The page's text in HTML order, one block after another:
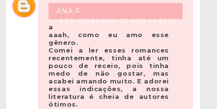
ANA F.
6 DE NOVEMBRO DE 2018 ÀS 23:07
a
aaah, como eu amo esse
gênero.
Comei a ler esses romances
recentemente, tinha até um
pouco de receio, pois tinha
medo de não gostar, mas
acabei amando muito. E adorei
essas indicações, a nossa
literatura é cheia de autores
ótimos.